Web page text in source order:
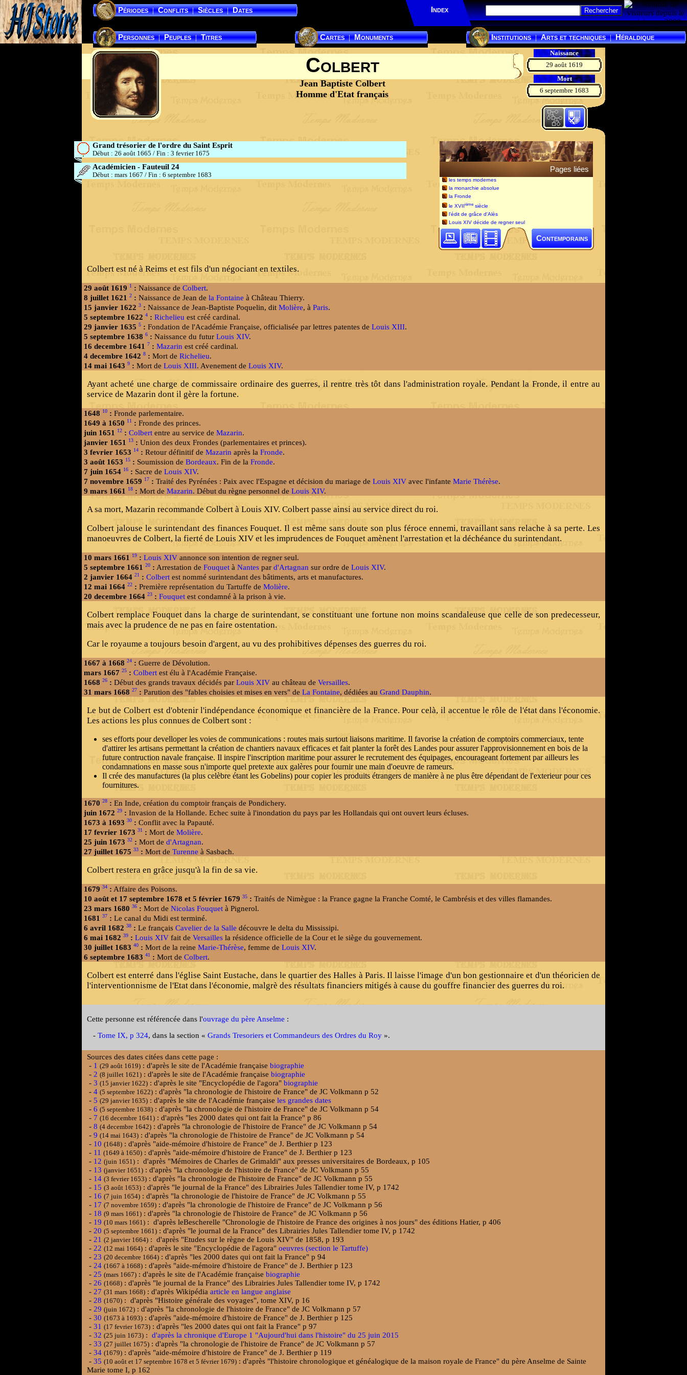
Périodes | Conflits | Siècles | Dates Index
Personnes | Peuples | Titres Cartes | Monuments Institutions | Arts et techniques | Héraldique
Colbert
Jean Baptiste Colbert
Homme d'Etat français
Naissance
29 août 1619
Mort
6 septembre 1683
Grand trésorier de l'ordre du Saint Esprit
Début : 26 août 1665 / Fin : 3 fevrier 1675
Académicien - Fauteuil 24
Début : mars 1667 / Fin : 6 septembre 1683
Pages liées
les temps modernes
la monarchie absolue
la Fronde
le XVIIième siècle
l'édit de grâce d'Alès
Louis XIV décide de regner seul
Contemporains
Colbert est né à Reims et est fils d'un négociant en textiles.
29 août 1619 1 : Naissance de Colbert.
8 juillet 1621
2 : Naissance de Jean de la Fontaine à Château Thierry.
15 janvier 1622 3 : Naissance de Jean-Baptiste Poquelin, dit Molière, à Paris.
5 septembre 1622 4 : Richelieu est créé cardinal.
29 janvier 1635 5 : Fondation de l'Académie Française, officialisée par lettres patentes de Louis XIII.
5 septembre 1638 6 : Naissance du futur Louis XIV.
16 decembre 1641
7 : Mazarin est créé cardinal.
4 decembre 1642 8 : Mort de Richelieu.
14 mai 1643 9 : Mort de Louis XIII. Avenement de Louis XIV.
Ayant acheté une charge de commissaire ordinaire des guerres, il rentre très tôt dans l'administration royale. Pendant la Fronde, il entre au
service de Mazarin dont il gère la fortune.
1648 10 : Fronde parlementaire.
1649 à 1650 11 : Fronde des princes.
juin 1651
12 : Colbert entre au service de Mazarin.
janvier 1651
13 : Union des deux Frondes (parlementaires et princes).
3 fevrier 1653 14 : Retour définitif de Mazarin après la Fronde.
3 août 1653 15 : Soumission de Bordeaux. Fin de la Fronde.
7 juin 1654 16 : Sacre de Louis XIV.
7 novembre 1659 17 : Traité des Pyrénées : Paix avec l'Espagne et décision du mariage de Louis XIV avec l'infante Marie Thérèse.
9 mars 1661
18 : Mort de Mazarin. Début du règne personnel de Louis XIV.
A sa mort, Mazarin recommande Colbert à Louis XIV. Colbert passe ainsi au service direct du roi.
Colbert jalouse le surintendant des finances Fouquet. Il est même sans doute son plus féroce ennemi, travaillant sans relache à sa perte. Les
manoeuvres de Colbert, la fierté de Louis XIV et les imprudences de Fouquet amènent l'arrestation et la déchéance du surintendant.
10 mars 1661 19 : Louis XIV annonce son intention de regner seul.
5 septembre 1661
20 : Arrestation de Fouquet à Nantes par d'Artagnan sur ordre de Louis XIV.
2 janvier 1664 21 : Colbert est nommé surintendant des bâtiments, arts et manufactures.
12 mai 1664 22 : Première représentation du Tartuffe de Molière.
20 decembre 1664 23 : Fouquet est condamné à la prison à vie.
Colbert remplace Fouquet dans la charge de surintendant, se constituant une fortune non moins scandaleuse que celle de son predecesseur,
mais avec la prudence de ne pas en faire ostentation.
Car le royaume a toujours besoin d'argent, au vu des prohibitives dépenses des guerres du roi.
1667 à 1668 24 : Guerre de Dévolution.
mars 1667 25 : Colbert est élu à l'Académie Française.
1668 26 : Début des grands travaux décidés par Louis XIV au château de Versailles.
31 mars 1668 27 : Parution des "fables choisies et mises en vers" de La Fontaine, dédiées au Grand Dauphin.
Le but de Colbert est d'obtenir l'indépendance économique et financière de la France. Pour celà, il accentue le rôle de l'état dans l'économie.
Les actions les plus connues de Colbert sont :
ses efforts pour develloper les voies de communications : routes mais surtout liaisons maritime. Il favorise la création de comptoirs commerciaux, tente
d'attirer les artisans permettant la création de chantiers navaux efficaces et fait planter la forêt des Landes pour assurer l'approvisionnement en bois de la
future contruction navale française. Il inspire l'inscription maritime pour assurer le recrutement des équipages, encourageant fortement par ailleurs les
condamnations en masse sous n'importe quel pretexte aux galères pour fournir une main d'oeuvre de rameurs.
Il crée des manufactures (la plus celèbre étant les Gobelins) pour copier les produits étrangers de manière à ne plus être dépendant de l'exterieur pour ces
fournitures.
1670 28 : En Inde, création du comptoir français de Pondichery.
juin 1672 29 : Invasion de la Hollande. Echec suite à l'inondation du pays par les Hollandais qui ont ouvert leurs écluses.
1673 à 1693 30 : Conflit avec la Papauté.
17 fevrier 1673 31 : Mort de Molière.
25 juin 1673 32 : Mort de d'Artagnan.
27 juillet 1675 33 : Mort de Turenne à Sasbach.
Colbert restera en grâce jusqu'à la fin de sa vie.
1679 34 : Affaire des Poisons.
10 août et 17 septembre 1678 et 5 février 1679 35 : Traités de Nimègue : la France gagne la Franche Comté, le Cambrésis et des villes flamandes.
23 mars 1680 36 : Mort de Nicolas Fouquet à Pignerol.
1681
37 : Le canal du Midi est terminé.
6 avril 1682 38 : Le français Cavelier de la Salle découvre le delta du Mississipi.
6 mai 1682 39 : Louis XIV fait de Versailles la résidence officielle de la Cour et le siège du gouvernement.
30 juillet 1683 40 : Mort de la reine Marie-Thérèse, femme de Louis XIV.
6 septembre 1683 41 : Mort de Colbert.
Colbert est enterré dans l'église Saint Eustache, dans le quartier des Halles à Paris. Il laisse l'image d'un bon gestionnaire et d'un théoricien de
l'interventionnisme de l'Etat dans l'économie, malgrè des résultats financiers mitigés à cause du gouffre financier des guerres du roi.
Cette personne est référencée dans l'ouvrage du père Anselme :
- Tome IX, p 324, dans la section « Grands Tresoriers et Commandeurs des Ordres du Roy ».
Sources des dates citées dans cette page :
- 1 (29 août 1619) : d'après le site de l'Académie française biographie
- 2 (8 juillet 1621) : d'après le site de l'Académie française biographie
- 3 (15 janvier 1622) : d'après le site "Encyclopédie de l'agora" biographie
- 4 (5 septembre 1622) : d'après "la chronologie de l'histoire de France" de JC Volkmann p 52
- 5 (29 janvier 1635) : d'après le site de l'Académie française les grandes dates
- 6 (5 septembre 1638) : d'après "la chronologie de l'histoire de France" de JC Volkmann p 54
- 7 (16 decembre 1641) : d'après "les 2000 dates qui ont fait la France" p 86
- 8 (4 decembre 1642) : d'après "la chronologie de l'histoire de France" de JC Volkmann p 54
- 9 (14 mai 1643) : d'après "la chronologie de l'histoire de France" de JC Volkmann p 54
- 10 (1648) : d'après "aide-mémoire d'histoire de France" de J. Berthier p 123
- 11 (1649 à 1650) : d'après "aide-mémoire d'histoire de France" de J. Berthier p 123
- 12 (juin 1651) : d'après "Mémoires de Charles de Grimaldi" aux presses universitaires de Bordeaux, p 105
- 13 (janvier 1651) : d'après "la chronologie de l'histoire de France" de JC Volkmann p 55
- 14 (3 fevrier 1653) : d'après "la chronologie de l'histoire de France" de JC Volkmann p 55
- 15 (3 août 1653) : d'après "le journal de la France" des Librairies Jules Tallendier tome IV, p 1742
- 16 (7 juin 1654) : d'après "la chronologie de l'histoire de France" de JC Volkmann p 55
- 17 (7 novembre 1659) : d'après "la chronologie de l'histoire de France" de JC Volkmann p 56
- 18 (9 mars 1661) : d'après "la chronologie de l'histoire de France" de JC Volkmann p 56
- 19 (10 mars 1661) : d'après leBescherelle "Chronologie de l'histoire de France des origines à nos jours" des éditions Hatier, p 406
- 20 (5 septembre 1661) : d'après "le journal de la France" des Librairies Jules Tallendier tome IV, p 1742
- 21 (2 janvier 1664) : d'après "Etudes sur le règne de Louis XIV" de 1858, p 193
- 22 (12 mai 1664) : d'après le site "Encyclopédie de l'agora" oeuvres (section le Tartuffe)
- 23 (20 decembre 1664) : d'après "les 2000 dates qui ont fait la France" p 94
- 24 (1667 à 1668) : d'après "aide-mémoire d'histoire de France" de J. Berthier p 123
- 25 (mars 1667) : d'après le site de l'Académie française biographie
- 26 (1668) : d'après "le journal de la France" des Librairies Jules Tallendier tome IV, p 1742
- 27 (31 mars 1668) : d'après Wikipédia article en langue anglaise
- 28 (1670) : d'après "Histoire générale des voyages", tome XIV, p 16
- 29 (juin 1672) : d'après "la chronologie de l'histoire de France" de JC Volkmann p 57
- 30 (1673 à 1693) : d'après "aide-mémoire d'histoire de France" de J. Berthier p 125
- 31 (17 fevrier 1673) : d'après "les 2000 dates qui ont fait la France" p 97
- 32 (25 juin 1673) : d'après la chronique d'Europe 1 "Aujourd'hui dans l'histoire" du 25 juin 2015
- 33 (27 juillet 1675) : d'après "la chronologie de l'histoire de France" de JC Volkmann p 57
- 34 (1679) : d'après "aide-mémoire d'histoire de France" de J. Berthier p 119
- 35 (10 août et 17 septembre 1678 et 5 février 1679) : d'après "l'histoire chronologique et généalogique de la maison royale de France" du père Anselme de Sainte
Marie tome I, p 162